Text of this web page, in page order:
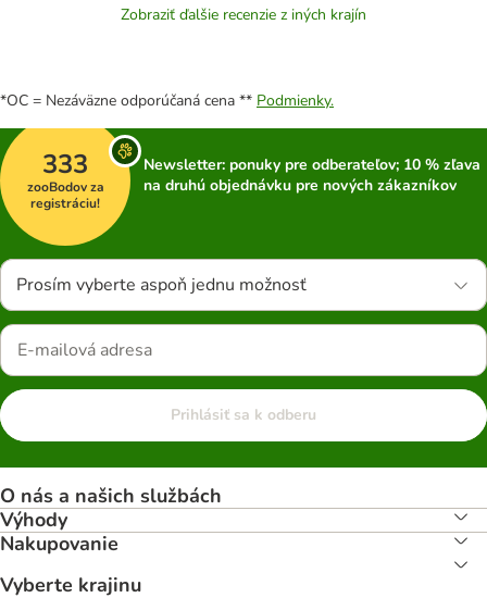
Zobraziť ďalšie recenzie z iných krajín
*OC = Nezáväzne odporúčaná cena ** Podmienky.
333
zooBodov za
registráciu!
Newsletter: ponuky pre odberateľov; 10 % zľava
na druhú objednávku pre nových zákazníkov
Prosím vyberte aspoň jednu možnosť
Prihlásiť sa k odberu
O nás a našich službách
Výhody
Nakupovanie
Vyberte krajinu